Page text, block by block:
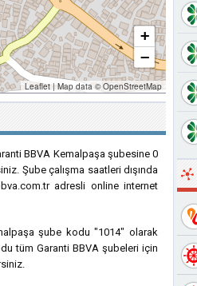
+
−
Leaflet |Map data ©OpenStreetMap
BBVA Kemalpaşa şubesine 0
Şube çalışma saatleri dışında
adresli online internet
şube kodu "1014" olarak
tüm Garanti BBVA şubeleri için